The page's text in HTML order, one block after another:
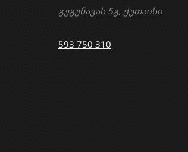
გუგუნავას 5გ, ქუთაისი
593 750 310